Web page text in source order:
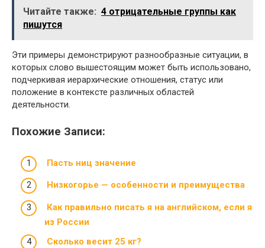
Читайте также: 4 отрицательные группы как
пишутся
Эти примеры демонстрируют разнообразные ситуации, в
которых слово вышестоящим может быть использовано,
подчеркивая иерархические отношения, статус или
положение в контексте различных областей
деятельности.
Похожие Записи:
Пасть ниц значение
Низкогорье — особенности и преимущества
Как правильно писать я на английском, если я
из России
Сколько весит 25 кг?